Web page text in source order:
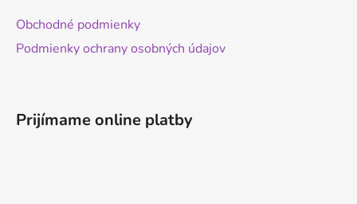
Obchodné podmienky
Podmienky ochrany osobných údajov
Prijímame online platby